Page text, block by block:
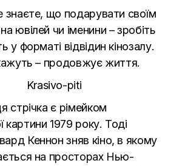
знаєте, що подарувати своїм
ювілей чи іменини – зробіть
у форматі відвідин кінозалу.
– продовжує життя.
стрічка є рімейком
картини 1979 року. Тоді
Кеннон зняв кіно, в якому
на просторах Нью-